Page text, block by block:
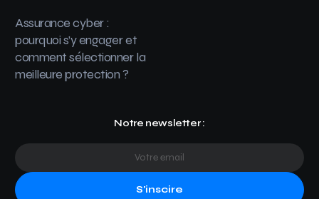
Assurance cyber :
pourquoi s’y engager et
comment sélectionner la
meilleure protection ?
Notre newsletter :
S'inscire